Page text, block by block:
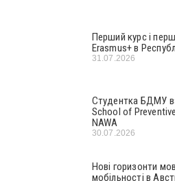
Перший курс і
Erasmus+ в
31.07.2026
Студентка БДМУ
School of
NAWA
30.07.2026
Нові горизонти
мобільності в